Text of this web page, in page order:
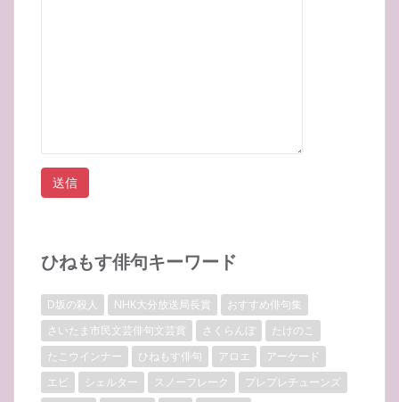
ひねもす俳句キーワード
D坂の殺人 NHK大分放送局長賞
おすすめ俳句集
さいたま市民文芸俳句文芸賞
さくらんぼ
たけのこ
たこウインナー
ひねもす俳句 アロエ
アーケード
エビ
シェルター スノーフレーク
プレプレチューンズ